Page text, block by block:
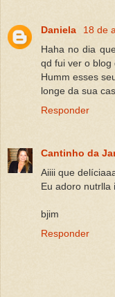
Daniela
18 de
Haha no dia
qd fui ver o blog
Humm esses
longe da sua
Responder
Cantinho da
Aiiii que
Eu adoro nutrlla
bjim
Responder